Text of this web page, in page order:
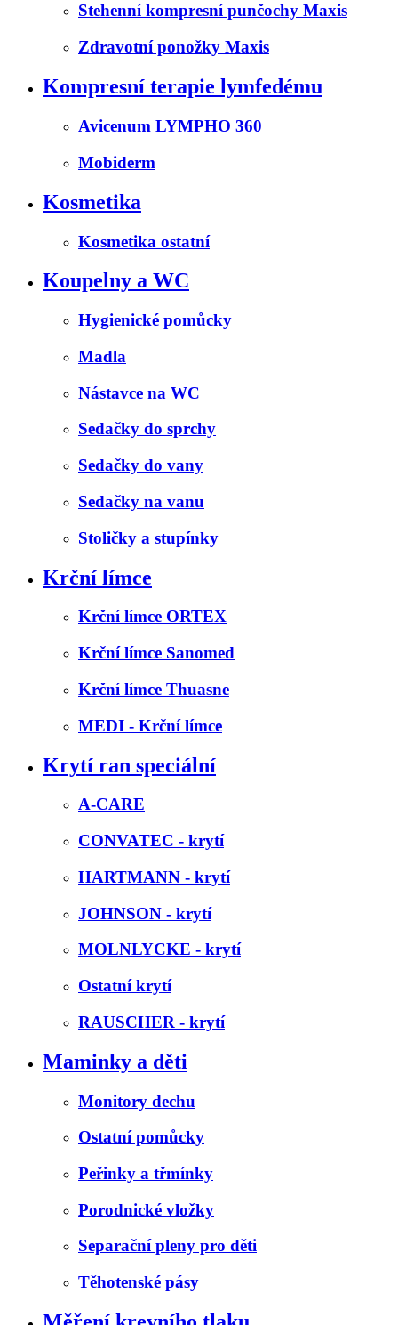
Stehenní kompresní punčochy Maxis
Zdravotní ponožky Maxis
Kompresní terapie lymfedému
Avicenum LYMPHO 360
Mobiderm
Kosmetika
Kosmetika ostatní
Koupelny a WC
Hygienické pomůcky
Madla
Nástavce na WC
Sedačky do sprchy
Sedačky do vany
Sedačky na vanu
Stoličky a stupínky
Krční límce
Krční límce ORTEX
Krční límce Sanomed
Krční límce Thuasne
MEDI - Krční límce
Krytí ran speciální
A-CARE
CONVATEC - krytí
HARTMANN - krytí
JOHNSON - krytí
MOLNLYCKE - krytí
Ostatní krytí
RAUSCHER - krytí
Maminky a děti
Monitory dechu
Ostatní pomůcky
Peřinky a třmínky
Porodnické vložky
Separační pleny pro děti
Těhotenské pásy